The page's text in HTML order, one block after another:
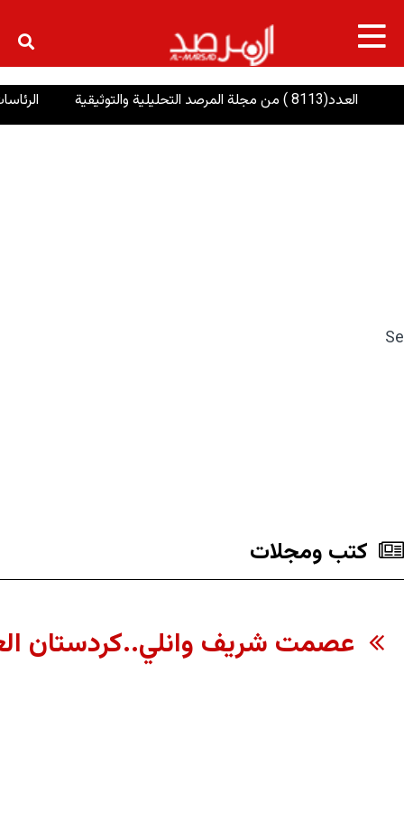
×
العدد(8113 ) من مجلة المرصد التحليلية والتوثيقية
كتب ومجلات
عصمت شريف وانلي..كردستان